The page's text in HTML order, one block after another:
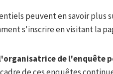
peuvent en savoir
s'inscrire en visitant la
de l'enquête